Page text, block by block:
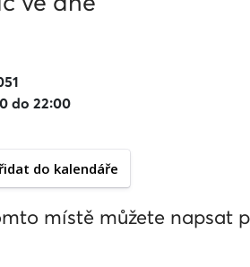
do 22:00
do kalendáře
místě můžete napsat